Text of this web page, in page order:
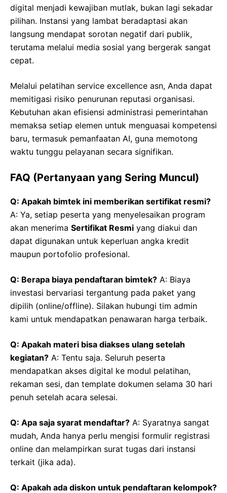
digital menjadi kewajiban mutlak, bukan lagi sekadar
pilihan. Instansi yang lambat beradaptasi akan
langsung mendapat sorotan negatif dari publik,
terutama melalui media sosial yang bergerak sangat
cepat.
Melalui pelatihan service excellence asn, Anda dapat
memitigasi risiko penurunan reputasi organisasi.
Kebutuhan akan efisiensi administrasi pemerintahan
memaksa setiap elemen untuk menguasai kompetensi
baru, termasuk pemanfaatan AI, guna memotong
waktu tunggu pelayanan secara signifikan.
FAQ (Pertanyaan yang Sering Muncul)
Q: Apakah bimtek ini memberikan sertifikat resmi?
A: Ya, setiap peserta yang menyelesaikan program
akan menerima Sertifikat Resmi yang diakui dan
dapat digunakan untuk keperluan angka kredit
maupun portofolio profesional.
Q: Berapa biaya pendaftaran bimtek? A: Biaya
investasi bervariasi tergantung pada paket yang
dipilih (online/offline). Silakan hubungi tim admin
kami untuk mendapatkan penawaran harga terbaik.
Q: Apakah materi bisa diakses ulang setelah
kegiatan? A: Tentu saja. Seluruh peserta
mendapatkan akses digital ke modul pelatihan,
rekaman sesi, dan template dokumen selama 30 hari
penuh setelah acara selesai.
Q: Apa saja syarat mendaftar? A: Syaratnya sangat
mudah, Anda hanya perlu mengisi formulir registrasi
online dan melampirkan surat tugas dari instansi
terkait (jika ada).
Q: Apakah ada diskon untuk pendaftaran kelompok?